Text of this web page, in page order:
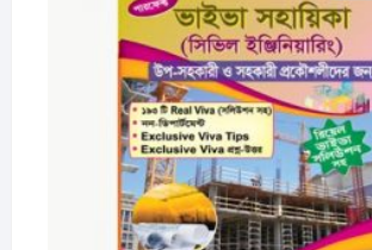
৳ 340.00.
৳ 200.00.